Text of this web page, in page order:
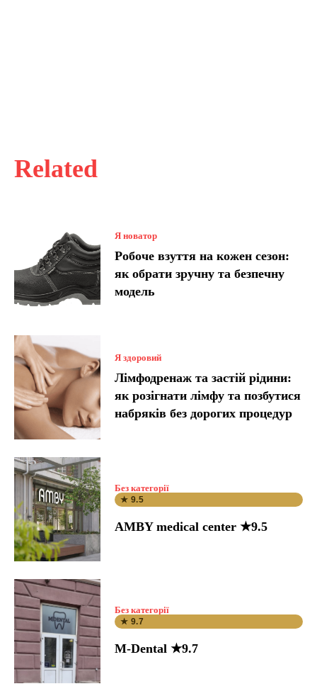
Related
Я новатор
Робоче взуття на кожен сезон:
як обрати зручну та безпечну
модель
Я здоровий
Лімфодренаж та застій рідини:
як розігнати лімфу та позбутися
набряків без дорогих процедур
Без категорії
★ 9.5
AMBY medical center ★9.5
Без категорії
★ 9.7
M-Dental ★9.7